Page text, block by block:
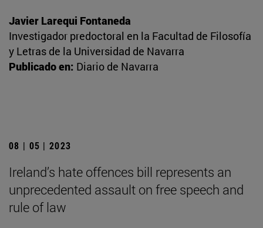
Javier Larequi Fontaneda
Investigador predoctoral en la Facultad de Filosofía
y Letras de la Universidad de Navarra
Publicado en: Diario de Navarra
08 | 05 | 2023
Ireland’s hate offences bill represents an
unprecedented assault on free speech and
rule of law